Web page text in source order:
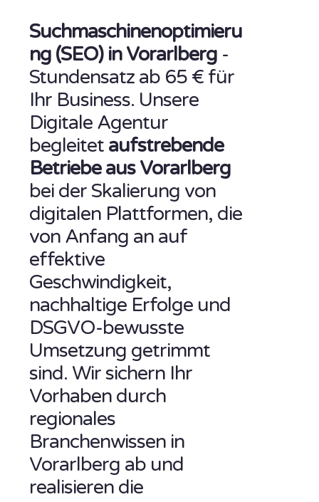
Suchmaschinenoptimieru
ng (SEO) in Vorarlberg -
Stundensatz ab 65 € für
Ihr Business. Unsere
Digitale Agentur
begleitet aufstrebende
Betriebe aus Vorarlberg
bei der Skalierung von
digitalen Plattformen, die
von Anfang an auf
effektive
Geschwindigkeit,
nachhaltige Erfolge und
DSGVO-bewusste
Umsetzung getrimmt
sind. Wir sichern Ihr
Vorhaben durch
regionales
Branchenwissen in
Vorarlberg ab und
realisieren die